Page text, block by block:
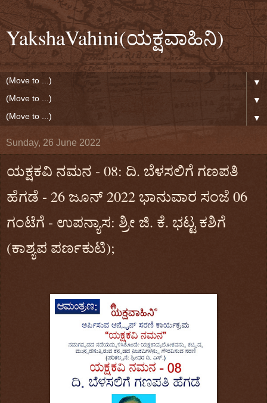
YakshaVahini(ಯಕ್ಷವಾಹಿನಿ)
▼
▼
▼
Sunday, 26 June 2022
ಯಕ್ಷಕವಿ ನಮನ - 08: ದಿ. ಬೆಳಸಲಿಗೆ ಗಣಪತಿ
ಹೆಗಡೆ - 26 ಜೂನ್‌ 2022 ಭಾನುವಾರ ಸಂಜೆ 06
ಗಂಟೆಗೆ - ಉಪನ್ಯಾಸ: ಶ್ರೀ ಜಿ. ಕೆ. ಭಟ್ಟ ಕಶಿಗೆ
(ಕಾಶ್ಯಪ ಪರ್ಣಕುಟಿ);